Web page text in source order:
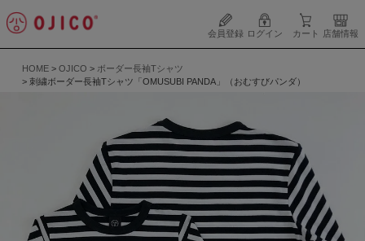
会員登録 ログイン カート 店舗情報
HOME OJICO
ボーダー長袖Tシャツ
刺繍ボーダー長袖Tシャツ「OMUSUBI PANDA」（おむすびパンダ）